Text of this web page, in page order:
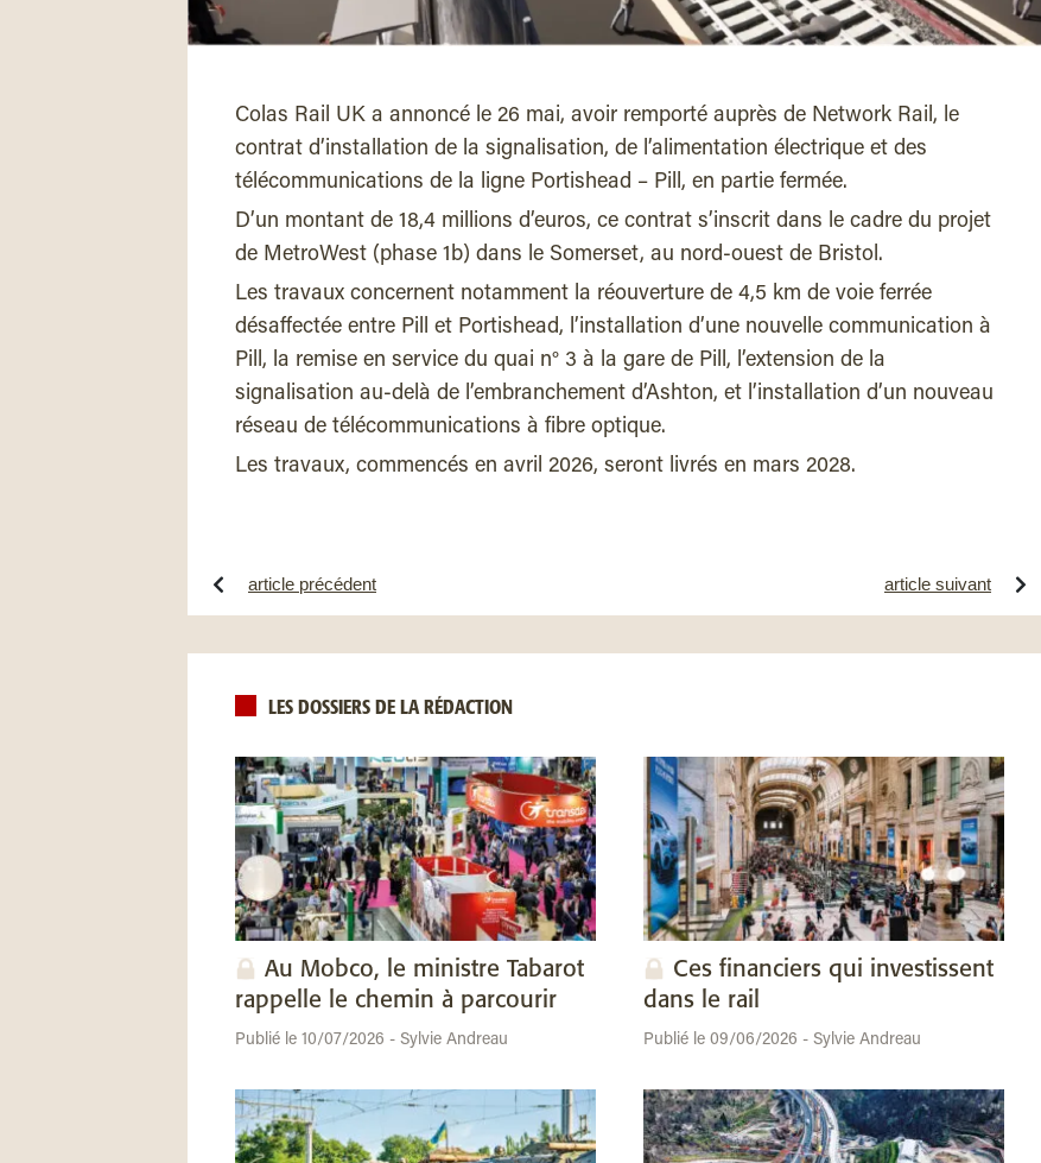
Colas Rail UK a annoncé le 26 mai, avoir remporté auprès de Network Rail, le
contrat d’installation de la signalisation, de l’alimentation électrique et des
télécommunications de la ligne Portishead – Pill, en partie fermée.
D’un montant de 18,4 millions d’euros, ce contrat s’inscrit dans le cadre du projet
de MetroWest (phase 1b) dans le Somerset, au nord-ouest de Bristol.
Les travaux concernent notamment la réouverture de 4,5 km de voie ferrée
désaffectée entre Pill et Portishead, l’installation d’une nouvelle communication à
Pill, la remise en service du quai n° 3 à la gare de Pill, l’extension de la
signalisation au-delà de l’embranchement d’Ashton, et l’installation d’un nouveau
réseau de télécommunications à fibre optique.
Les travaux, commencés en avril 2026, seront livrés en mars 2028.
article précédent article suivant
LES DOSSIERS DE LA RÉDACTION
Au Mobco, le ministre Tabarot
rappelle le chemin à parcourir
Publié le 10/07/2026 - Sylvie Andreau
Ces financiers qui investissent
dans le rail
Publié le 09/06/2026 - Sylvie Andreau